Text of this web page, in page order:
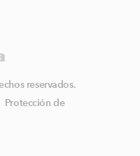
reservados.
Protección de